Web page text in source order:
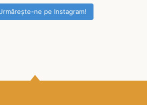
ne pe Instagram!